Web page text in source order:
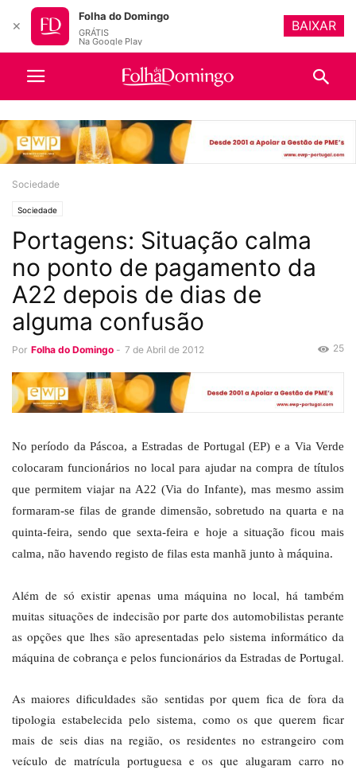
Sociedade
Sociedade
Portagens: Situação calma
no ponto de pagamento da
A22 depois de dias de
alguma confusão
Por Folha do Domingo - 7 de Abril de 2012 25
No período da Páscoa, a Estradas de Portugal (EP) e a Via Verde
colocaram funcionários no local para ajudar na compra de títulos
que permitem viajar na A22 (Via do Infante), mas mesmo assim
formaram-se filas de grande dimensão, sobretudo na quarta e na
quinta-feira, sendo que sexta-feira e hoje a situação ficou mais
calma, não havendo registo de filas esta manhã junto à máquina.
Além de só existir apenas uma máquina no local, há também
muitas situações de indecisão por parte dos automobilistas perante
as opções que lhes são apresentadas pelo sistema informático da
máquina de cobrança e pelos funcionários da Estradas de Portugal.
As maiores dificuldades são sentidas por quem fica de fora da
tipologia estabelecida pelo sistema, como os que querem ficar
mais de seis dias na região, os residentes no estrangeiro com
veículo de matrícula portuguesa e os que alugaram carro no
✕
Folha do Domingo
GRÁTIS
Na Google Play
BAIXAR